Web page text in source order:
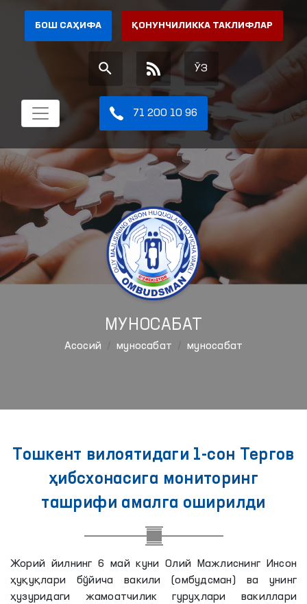
БОШ САҲИФА ҚОНУНЧИЛИККА ТАКЛИФЛАР
ЎЗ
71 200 10 96
МУНОСАБАТ
Aсосий муносабат муносабат
Тошкент вилоятидаги 1-сон Тергов
ҳибсхонасига мониторинг
ташрифи амалга оширилди
Жорий йилнинг 6 май куни Олий Мажлиснинг Инсон
ҳуқуқлари бўйича вакили (омбудсман) ва унинг
ҳузуридаги жамоатчилик гуруҳлари вакиллари